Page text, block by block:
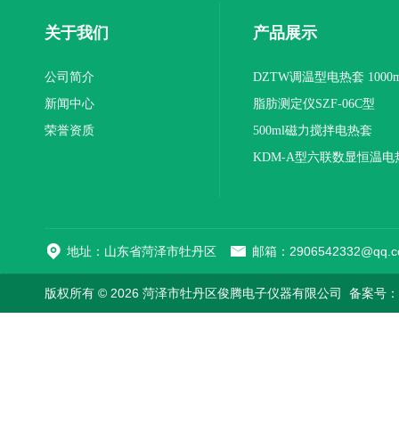
关于我们
公司简介
新闻中心
荣誉资质
产品展示
DZTW调温型电热套
联
脂肪测定仪SZF-06C型
500ml磁力搅拌电热套
KDM-A型六联数显恒温电
地址：山东省菏泽市牡丹区 邮箱：
版权所有 © 2026 菏泽市牡丹区俊腾电子仪器有限公司 备案号